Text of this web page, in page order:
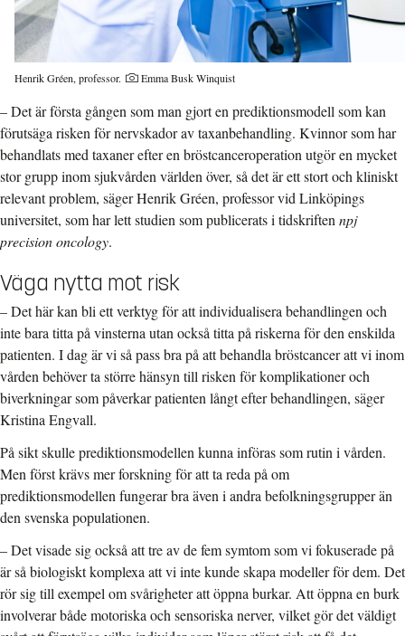
Henrik Gréen, professor. Fotograf:
Emma Busk Winquist
– Det är första gången som man gjort en prediktionsmodell som kan
förutsäga risken för nervskador av taxanbehandling. Kvinnor som har
behandlats med taxaner efter en bröstcanceroperation utgör en mycket
stor grupp inom sjukvården världen över, så det är ett stort och kliniskt
relevant problem, säger Henrik Gréen, professor vid Linköpings
universitet, som har lett studien som publicerats i tidskriften npj
precision oncology.
Väga nytta mot risk
– Det här kan bli ett verktyg för att individualisera behandlingen och
inte bara titta på vinsterna utan också titta på riskerna för den enskilda
patienten. I dag är vi så pass bra på att behandla bröstcancer att vi inom
vården behöver ta större hänsyn till risken för komplikationer och
biverkningar som påverkar patienten långt efter behandlingen, säger
Kristina Engvall.
På sikt skulle prediktionsmodellen kunna införas som rutin i vården.
Men först krävs mer forskning för att ta reda på om
prediktionsmodellen fungerar bra även i andra befolkningsgrupper än
den svenska populationen.
– Det visade sig också att tre av de fem symtom som vi fokuserade på
är så biologiskt komplexa att vi inte kunde skapa modeller för dem. Det
rör sig till exempel om svårigheter att öppna burkar. Att öppna en burk
involverar både motoriska och sensoriska nerver, vilket gör det väldigt